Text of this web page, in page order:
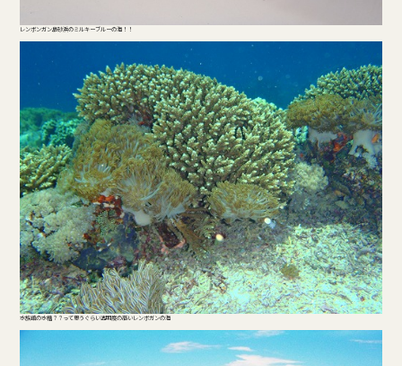
レンボンガン島砂浜のミルキーブルーの海！！
水族館の水槽？？って思うぐらい透明度の高いレンボガンの海